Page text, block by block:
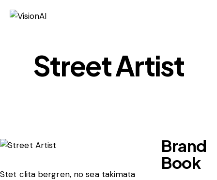
Street Artist
Stet clita bergren, no sea takimata
Brand
Book